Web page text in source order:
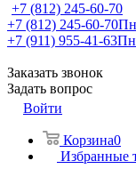
+7 (812) 245-60-70
+7 (812) 245-60-70
+7 (911) 955-41-63
Заказать звонок
Задать вопрос
Войти
Корзина0
Избранные